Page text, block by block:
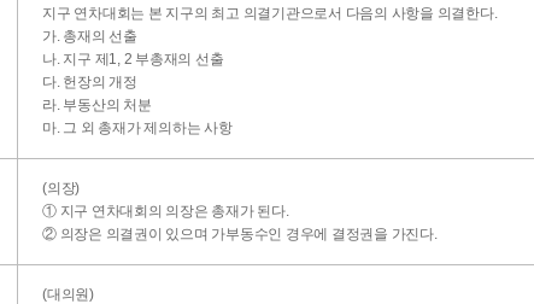
지구 연차대회는 본 지구의 최고 의결기관으로서 다음의 사항을 의결한다.
가. 총재의 선출
나. 지구 제1, 2 부총재의 선출
다. 헌장의 개정
라. 부동산의 처분
마. 그 외 총재가 제의하는 사항
(의장)
① 지구 연차대회의 의장은 총재가 된다.
② 의장은 의결권이 있으며 가부동수인 경우에 결정권을 가진다.
(대의원)